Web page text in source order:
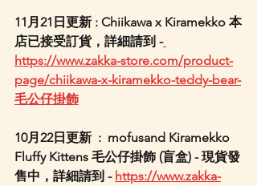
11月21日更新 : Chiikawa x Kiramekko 本
店已接受訂貨，詳細請到 -
https://www.zakka-store.com/product-
page/chiikawa-x-kiramekko-teddy-bear-
毛公仔掛飾
10月22日更新  : mofusand Kiramekko
Fluffy Kittens 毛公仔掛飾 (盲盒) - 現貨發
售中，詳細請到 - https://www.zakka-